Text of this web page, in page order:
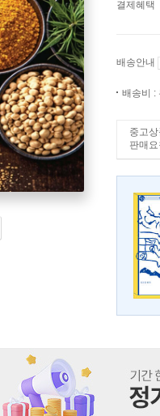
결제혜택
배송안내
배송비 :
중고상
판매요